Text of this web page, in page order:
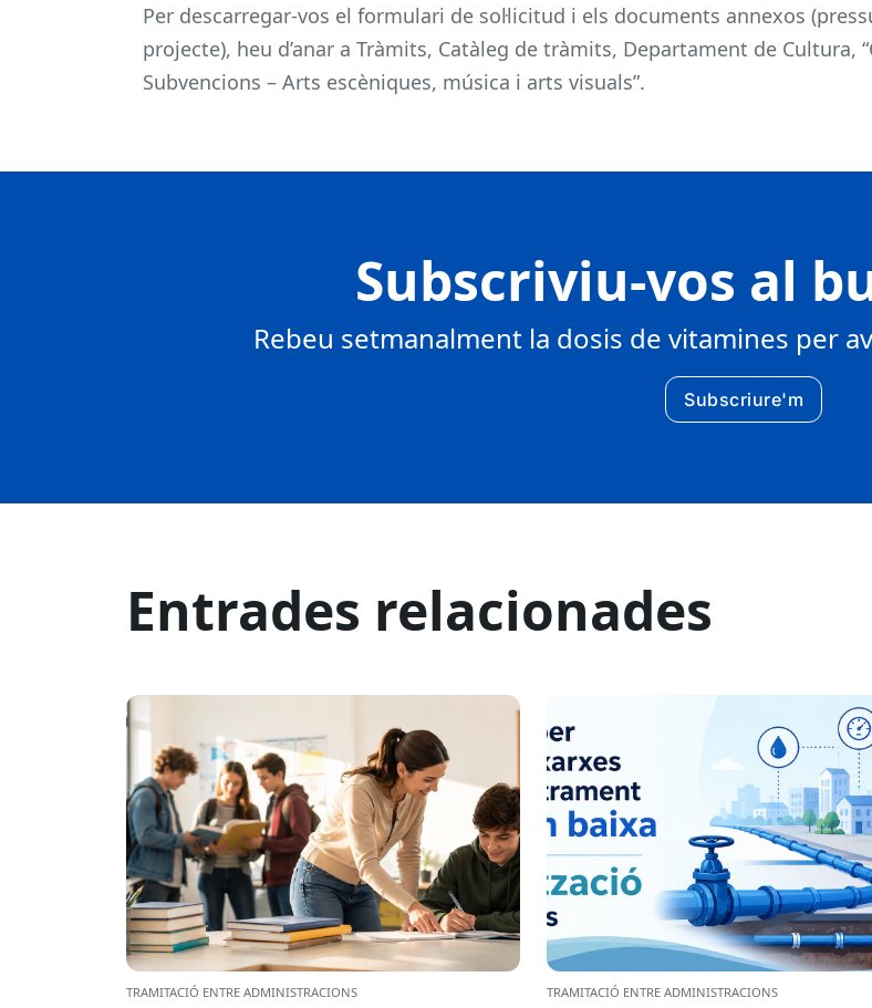
Per descarregar-vos el formulari de sol·licitud i els documents annexos
projecte), heu d’anar a Tràmits, Catàleg de tràmits, Departament de Cultura,
Subvencions – Arts escèniques, música i arts visuals”.
Subscriviu-vos al
Rebeu setmanalment la dosis de vitamines per
Subscriure'm
Entrades relacionades
TRAMITACIÓ ENTRE ADMINISTRACIONS TRAMITACIÓ ENTRE ADMINISTRACIONS